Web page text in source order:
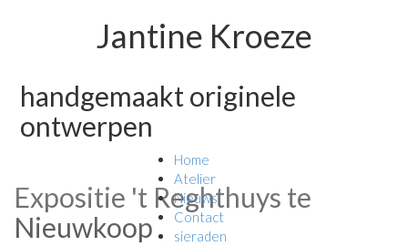
Jantine Kroeze
handgemaakt originele
ontwerpen
Home
Atelier
Nieuws
Contact
sieraden
Expositie 't Reghthuys te
Nieuwkoop